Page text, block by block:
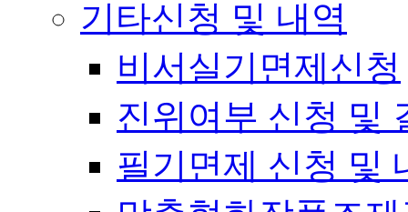
기타신청 및 내역
비서실기면제신청
진위여부 신청 및
필기면제 신청 및